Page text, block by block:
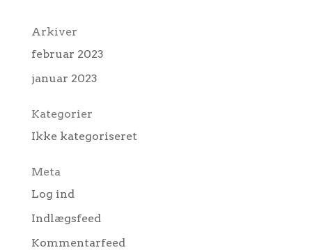
Arkiver
februar 2023
januar 2023
Kategorier
Ikke kategoriseret
Meta
Log ind
Indlægsfeed
Kommentarfeed